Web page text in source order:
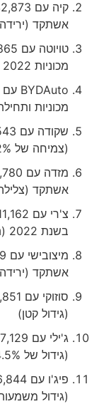
אשתקד (ירידה של
מכוניות 2022 (ירידה של 13.6%)
מכוניות ותחילת
(צמיחה של 7.2%)
אשתקד (צלילה
בשנת 2022 (תחילת יבוא לארץ)
אשתקד (ירידה של
(גידול קטן)
(גידול של 4.5%)
(גידול משמעותי